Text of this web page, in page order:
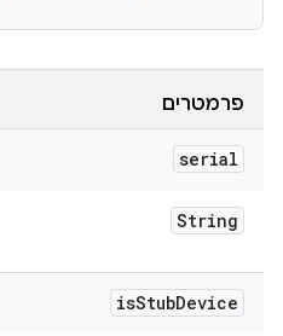
פרמטרים
serial
String
isStubDevice